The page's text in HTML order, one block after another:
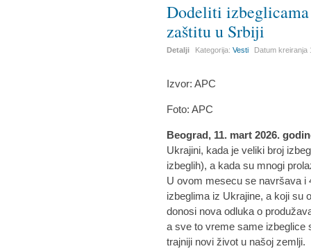
Dodeliti
zaštitu u Srbiji
Detalji Kategorija:Vesti Datum kreiranja
Izvor: APC
Foto: APC
Beograd, 11. mart 2026.
Ukrajini, kada je veliki broj
izbeglih), a kada su mnogi
U ovom mesecu se navršava i
izbeglima iz Ukrajine, a koji su
donosi nova odluka o
a sve to vreme same izbeglice
trajniji novi život u našoj zemlji.